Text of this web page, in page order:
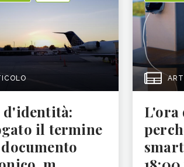
d'identità:
il termine
L'ora